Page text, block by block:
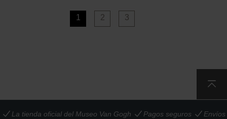
1 2 3
La tienda oficial del Museo Van Gogh Pagos seguros
Envíos